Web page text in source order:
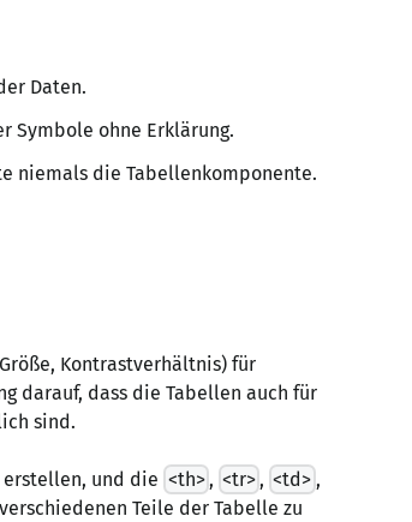
Daten.
Symbole ohne Erklärung.
niemals die Tabellenkomponente.
Kontrastverhältnis) für
darauf, dass die Tabellen auch für
sind.
und die <th>, <tr>, <td> ,
Teile der Tabelle zu